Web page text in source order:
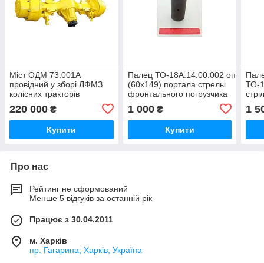
Міст ОДМ 73.001А
провідний у зборі ЛФМЗ
колісних тракторів
Амкадор
220 000 ₴
Купити
Палец ТО-18А.14.00.002 опорный
(60х149) портала стрелы
фронтального погрузчика
1 000₴
Купити
ТО-
Т-
1
Про нас
Рейтинг не сформований
Менше 5 відгуків за останній рік
Працює з 30.04.2011
м. Харків
пр. Гагарина, Харків, Україна